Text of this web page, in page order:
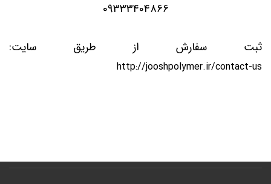
09333404866
ثبت سفارش از طریق سایت:
http://jooshpolymer.ir/contact-us